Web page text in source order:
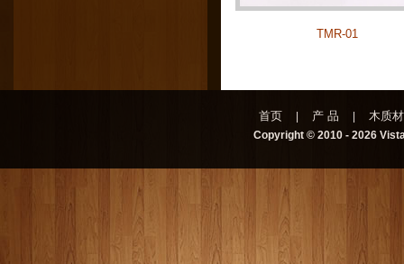
TMR-01
首页 产 品 |木质
Copyright © 2010 - 2026